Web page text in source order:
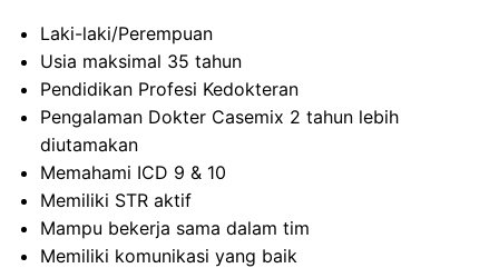
Laki-laki/Perempuan
Usia maksimal 35 tahun
Pendidikan Profesi Kedokteran
Pengalaman Dokter Casemix 2 tahun lebih
diutamakan
Memahami ICD 9 & 10
Memiliki STR aktif
Mampu bekerja sama dalam tim
Memiliki komunikasi yang baik